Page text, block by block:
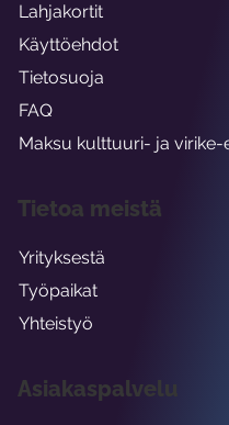
Asiakaspalvelu
Lahjakortit
Käyttöehdot
Tietosuoja
FAQ
Maksu kulttuuri- ja virike-
Tietoa meistä
Yrityksestä
Työpaikat
Yhteistyö